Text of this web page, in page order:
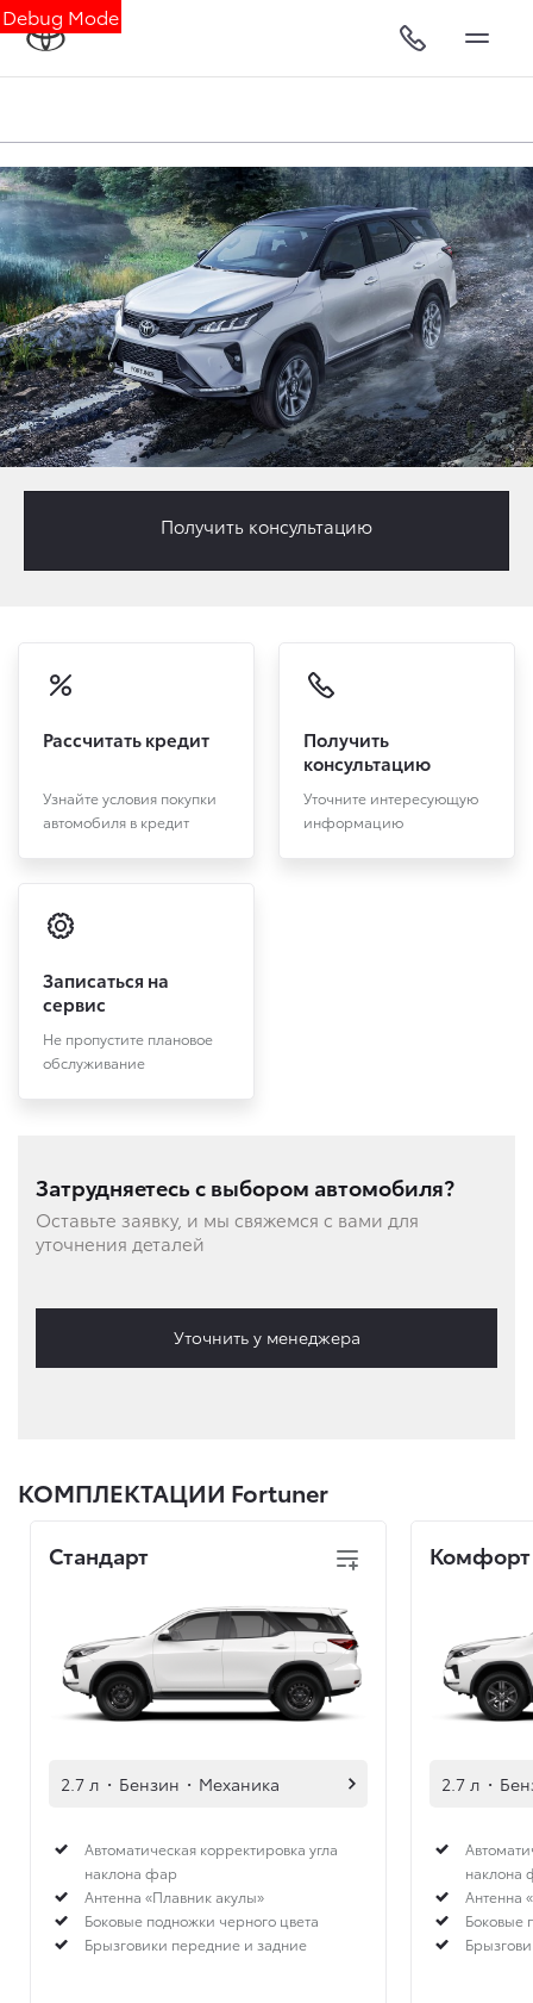
Debug Mode
Рассчитать кредит
Узнайте условия покупки
автомобиля в кредит
Получить
консультацию
Уточните интересующую
информацию
Записаться на
сервис
Не пропустите плановое
обслуживание
Затрудняетесь с выбором автомобиля?
Оставьте заявку, и мы свяжемся с вами для
уточнения деталей
Уточнить у менеджера
КОМПЛЕКТАЦИИ Fortuner
Стандарт
2.7 л · Бензин · Механика
Автоматическая корректировка угла
наклона фар
Антенна «Плавник акулы»
Боковые подножки черного цвета
Брызговики передние и задние
Комфорт
2.7 л ·
наклона
Антенна
Боковые